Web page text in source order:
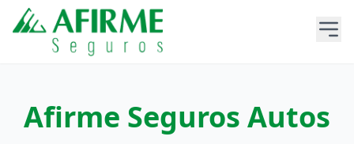
Afirme Seguros Autos